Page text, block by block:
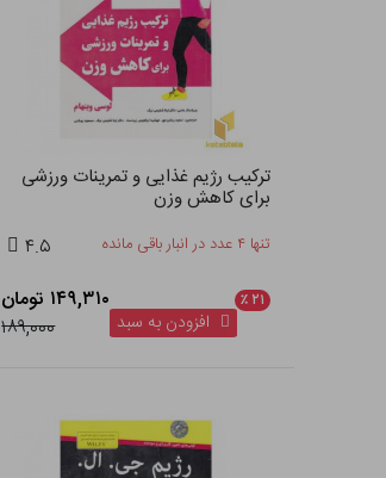
ترکیب رژیم غذایی و تمرینات ورزشی
برای کاهش وزن
تنها ۴ عدد در انبار باقی مانده ۴.۵
۲۱ ٪
۱۴۹,۳۱۰ تومان
۱۸۹,۰۰۰
افزودن به سبد